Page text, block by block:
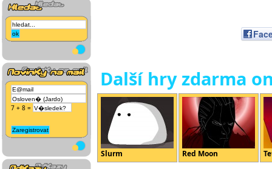
7 + 8 =
Další hry zdarma
Slurm Red Moon